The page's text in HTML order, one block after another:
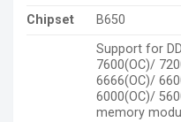
Chipset B650
Support for
7600(OC)/
6666(OC)/
6000(OC)/
memory